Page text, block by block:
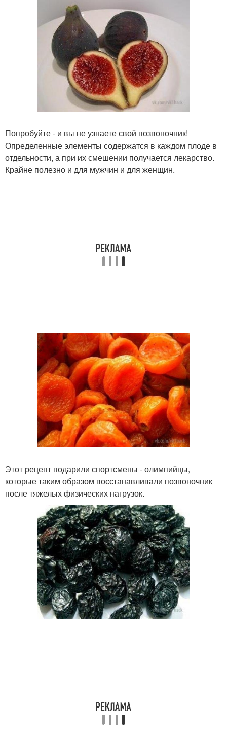
Попробуйте - и вы не узнаете свой позвоночник!
Определенные элементы содержатся в каждом плоде в
отдельности, а при их смешении получается лекарство.
Крайне полезно и для мужчин и для женщин.
Этот рецепт подарили спортсмены - олимпийцы,
которые таким образом восстанавливали позвоночник
после тяжелых физических нагрузок.